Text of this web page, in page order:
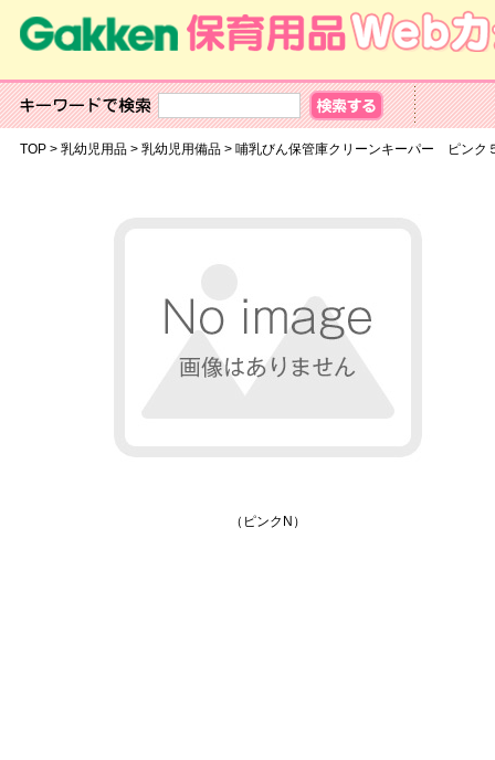
TOP> 乳幼児用品> 乳幼児用備品> 哺乳びん保管庫クリーンキーパー ピ
（ピンクN）